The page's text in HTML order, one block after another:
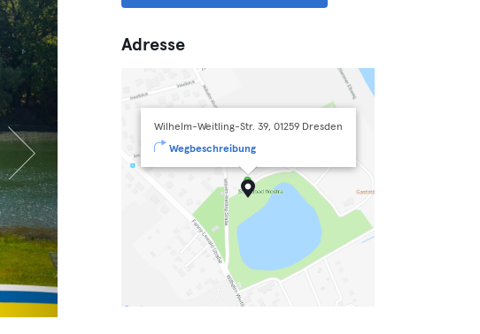
Adresse
Wilhelm-Weitling-Str. 39, 01259 Dresden
Wegbeschreibung